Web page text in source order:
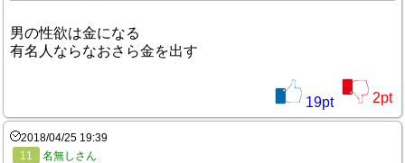
男の性欲は金になる
有名人ならなおさら金を出す
19pt 2pt
2018/04/25 19:39
11
名無しさん